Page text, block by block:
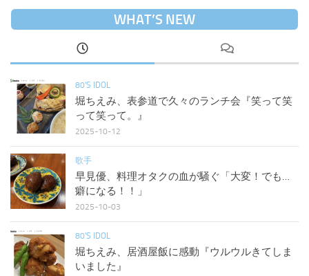
WHAT’S NEW
80'S IDOL
堀ちえみ、表参道で久々のランチ会『笑って笑
って笑って。』
2025-10-12
歌手
早見優、料理オタクの血が騒ぐ「大変！でも…
癖になる！！」
2025-10-03
80'S IDOL
堀ちえみ、居酒屋飯に感動『ウルウルきてしま
いました』